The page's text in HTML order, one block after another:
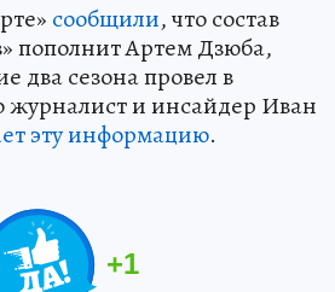
сообщили, что состав
пополнит Артем Дзюба,
два сезона провел в
журналист и инсайдер Иван
эту информацию.
+1